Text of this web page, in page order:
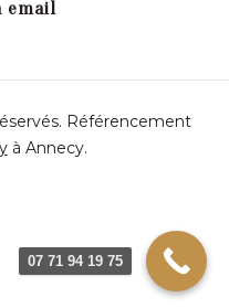
email
Référencement
à Annecy.
07 71 94 19 75